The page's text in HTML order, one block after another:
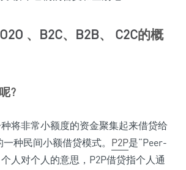
O2O 、 B2C、 B2B、 C2C的概
?
将非常小额度的资金聚集起来借贷给
种民间小额借贷模式。 P2P是“Peer-
人对个人的意思，P2P借贷指个人通